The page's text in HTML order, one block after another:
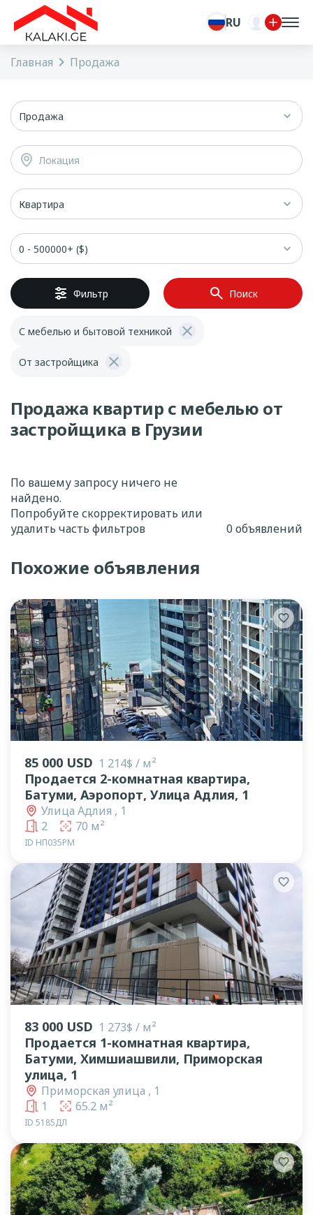
RU
Главная Продажа
Продажа
Локация
Квартира
0 - 500000+ ($)
Фильтр Поиск
С мебелью и бытовой техникой
От застройщика
Продажа квартир с мебелью от
застройщика в Грузии
По вашему запросу ничего не
найдено.
Попробуйте скорректировать или
удалить часть фильтров
0 объявлений
Похожие объявления
lens lens lens
85 000 USD 1 214$ / м²
Продается 2-комнатная квартира,
Батуми, Аэропорт, Улица Адлия, 1
Улица Адлия , 1
2
70 м²
ID НП035РМ
lens lens
83 000 USD 1 273$ / м²
Продается 1-комнатная квартира,
Батуми, Химшиашвили, Приморская
улица, 1
Приморская улица , 1
1
65.2 м²
ID 5185ДЛ